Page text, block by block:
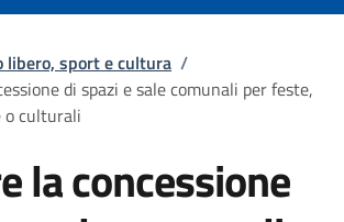
pane
libero, sport e cultura /
di spazi e sale comunali per feste,
culturali
la concessione